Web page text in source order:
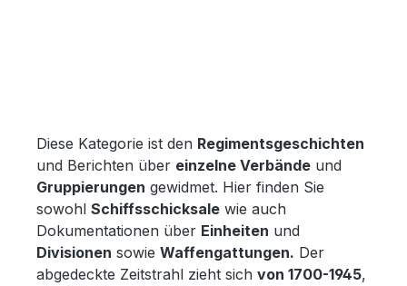
Diese Kategorie ist den Regimentsgeschichten
und Berichten über einzelne Verbände und
Gruppierungen gewidmet. Hier finden Sie
sowohl Schiffsschicksale wie auch
Dokumentationen über Einheiten und
Divisionen sowie Waffengattungen. Der
abgedeckte Zeitstrahl zieht sich von 1700-1945,